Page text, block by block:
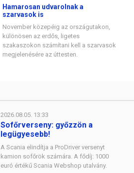
Hamarosan udvarolnak a
szarvasok is
November közepéig az országutakon,
különösen az erdős, ligetes
szakaszokon számítani kell a szarvasok
megjelenésére az úttesten.
2026.08.05. 13:33
Sofőrverseny: győzzön a
legügyesebb!
A Scania elindítja a ProDriver versenyt
kamion sofőrök számára. A fődíj: 1000
euró értékű Scania Webshop utalvány.